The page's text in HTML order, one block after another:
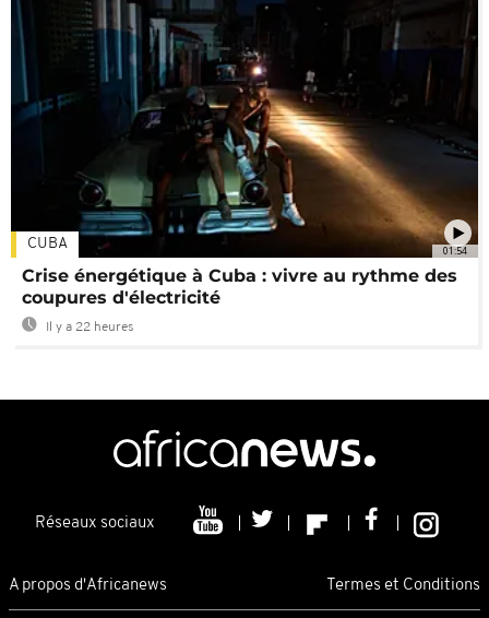
01:54
CUBA
Crise énergétique à Cuba : vivre au rythme des
coupures d'électricité
Il y a 22 heures
Réseaux sociaux
A propos d'Africanews Termes et Conditions